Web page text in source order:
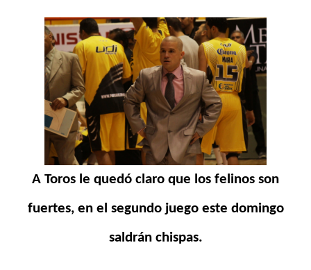
A Toros le quedó claro que los felinos son
fuertes, en el segundo juego este domingo
saldrán chispas.